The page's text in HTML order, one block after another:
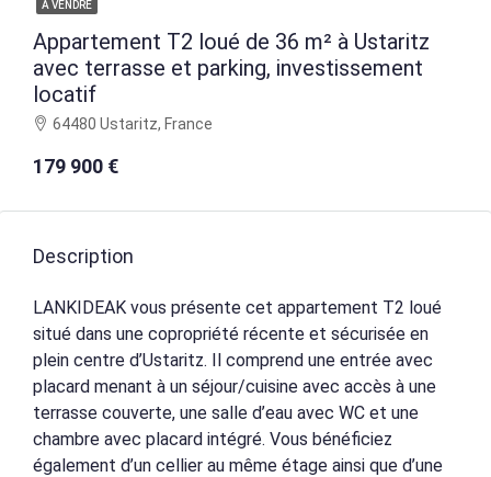
A VENDRE
Appartement T2 loué de 36 m² à Ustaritz
avec terrasse et parking, investissement
locatif
64480 Ustaritz, France
179 900 €
Description
LANKIDEAK vous présente cet appartement T2 loué
situé dans une copropriété récente et sécurisée en
plein centre d’Ustaritz. Il comprend une entrée avec
placard menant à un séjour/cuisine avec accès à une
terrasse couverte, une salle d’eau avec WC et une
chambre avec placard intégré. Vous bénéficiez
également d’un cellier au même étage ainsi que d’une